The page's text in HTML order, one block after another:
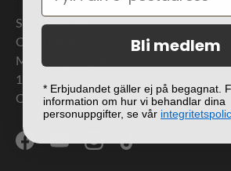
SkalHuset.se
C/O Lowwi AB
Morabergsvägen 8
15242 Södertälje
Org. nr: 556881-9238
FacebookYouTubeInstagram
TikTok
Bli medlem
* Erbjudandet gäller ej på begagnat.
information om hur vi behandlar dina
personuppgifter, se vår